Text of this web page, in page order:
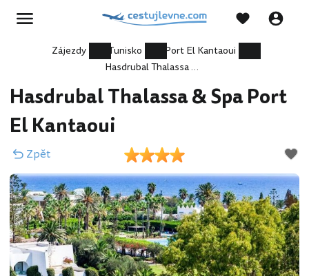
Zájezdy Tunisko
Port El Kantaoui
Hasdrubal Thalassa & Spa Port El Kantaoui
Hasdrubal Thalassa & Spa Port
El Kantaoui
Zpět